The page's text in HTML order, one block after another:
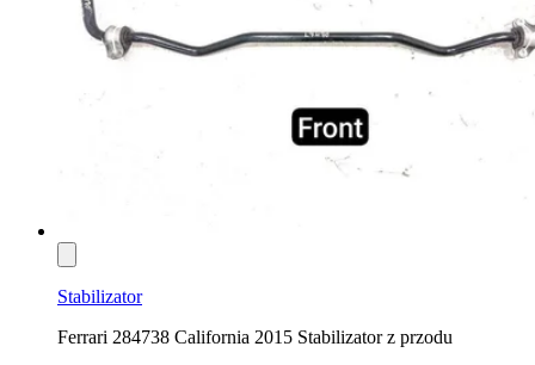
Stabilizator
Ferrari 284738 California 2015 Stabilizator z przodu